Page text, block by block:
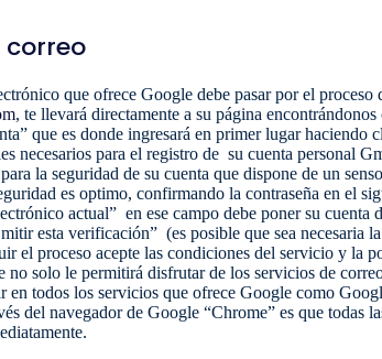
que ofrece Google debe pasar por el proceso
, te llevará directamente a su página
que es donde ingresará en primer lugar haciendo
necesarios para el registro de su cuenta personal
la seguridad de su cuenta que dispone de un
es optimo, confirmando la contraseña en el
actual” en ese campo debe poner su cuenta
esta verificación” (es posible que sea necesaria
el proceso acepte las condiciones del servicio y la
solo le permitirá disfrutar de los servicios de
en todos los servicios que ofrece Google como
del navegador de Google “Chrome” es que todas